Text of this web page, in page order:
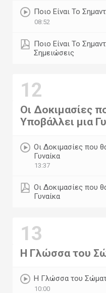
Ποιο Είναι Το
08:52
Ποιο Είναι Το
Σημειώσεις
12
Οι Δοκιμασίες
Υποβάλλει μια
Οι Δοκιμασίες που
Γυναίκα
13:37
Οι Δοκιμασίες που
Γυναίκα
13
Η Γλώσσα του
Η Γλώσσα του
10:00